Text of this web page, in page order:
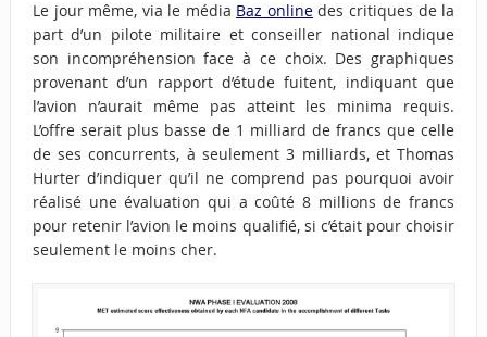
Le jour même, via le média Baz onlinedes critiques de la
part d’un pilote militaire et conseiller national indique
son incompréhension face à ce choix. Des graphiques
provenant d’un rapport d’étude fuitent, indiquant que
l’avion n’aurait même pas atteint les minima requis.
L’offre serait plus basse de 1 milliard de francs que celle
de ses concurrents, à seulement 3 milliards, et Thomas
Hurter d’indiquer qu’il ne comprend pas pourquoi avoir
réalisé une évaluation qui a coûté 8 millions de francs
pour retenir l’avion le moins qualifié, si c’était pour choisir
seulement le moins cher.